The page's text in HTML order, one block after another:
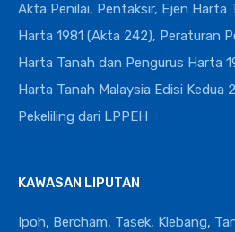
Akta Penilai, Pentaksir, Ejen Harta
Harta 1981 (Akta 242), Peraturan
Harta Tanah dan Pengurus Harta
Harta Tanah Malaysia Edisi Kedua
Pekeliling dari LPPEH
KAWASAN LIPUTAN
Ipoh, Bercham, Tasek, Klebang,